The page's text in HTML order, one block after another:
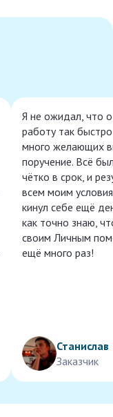
Я не ожидал, что
работу так
много желающих
поручение. Всё
чётко в срок, и
всем моим
кинул себе ещё
как точно знаю,
своим Личным
ещё много раз!
Станислав
Заказчик